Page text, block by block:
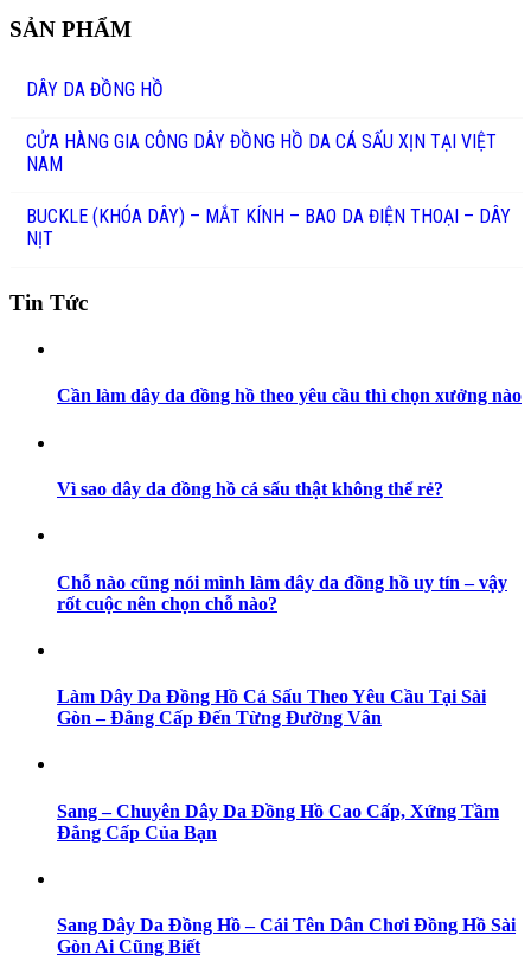
SẢN PHẨM
DÂY DA ĐỒNG HỒ
CỬA HÀNG GIA CÔNG DÂY ĐỒNG HỒ DA CÁ SẤU XỊN TẠI VIỆT
NAM
BUCKLE (KHÓA DÂY) – MẮT KÍNH – BAO DA ĐIỆN THOẠI – DÂY
NỊT
Tin Tức
Cần làm dây da đồng hồ theo yêu cầu thì chọn xưởng nào
Vì sao dây da đồng hồ cá sấu thật không thể rẻ?
Chỗ nào cũng nói mình làm dây da đồng hồ uy tín – vậy
rốt cuộc nên chọn chỗ nào?
Làm Dây Da Đồng Hồ Cá Sấu Theo Yêu Cầu Tại Sài
Gòn – Đẳng Cấp Đến Từng Đường Vân
Sang – Chuyên Dây Da Đồng Hồ Cao Cấp, Xứng Tầm
Đẳng Cấp Của Bạn
Sang Dây Da Đồng Hồ – Cái Tên Dân Chơi Đồng Hồ Sài
Gòn Ai Cũng Biết